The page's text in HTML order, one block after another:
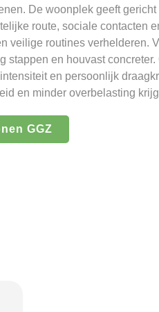
De woonplek geeft
route, sociale contacten
veilige routines verhelderen.
stappen en houvast
en persoonlijk
en minder overbelasting
GGZ